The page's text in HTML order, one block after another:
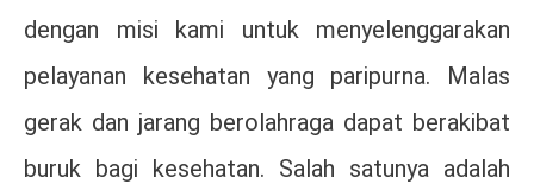
dengan misi kami untuk menyelenggarakan
pelayanan kesehatan yang paripurna. Malas
gerak dan jarang berolahraga dapat berakibat
buruk bagi kesehatan. Salah satunya adalah